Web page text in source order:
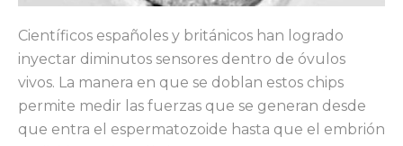
Científicos españoles y británicos han logrado
inyectar diminutos sensores dentro de óvulos
vivos. La manera en que se doblan estos chips
permite medir las fuerzas que se generan desde
que entra el espermatozoide hasta que el embrión